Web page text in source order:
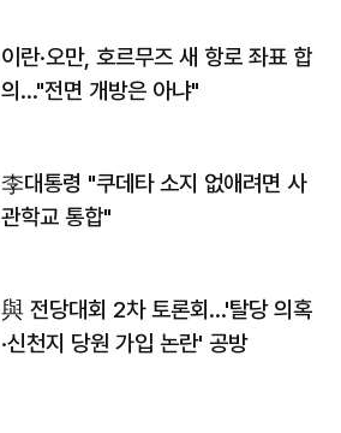
이란·오만, 호르무즈 새 항로 좌표 합
의…"전면 개방은 아냐"
李대통령 "쿠데타 소지 없애려면 사
관학교 통합"
與 전당대회 2차 토론회…'탈당 의혹
·신천지 당원 가입 논란' 공방